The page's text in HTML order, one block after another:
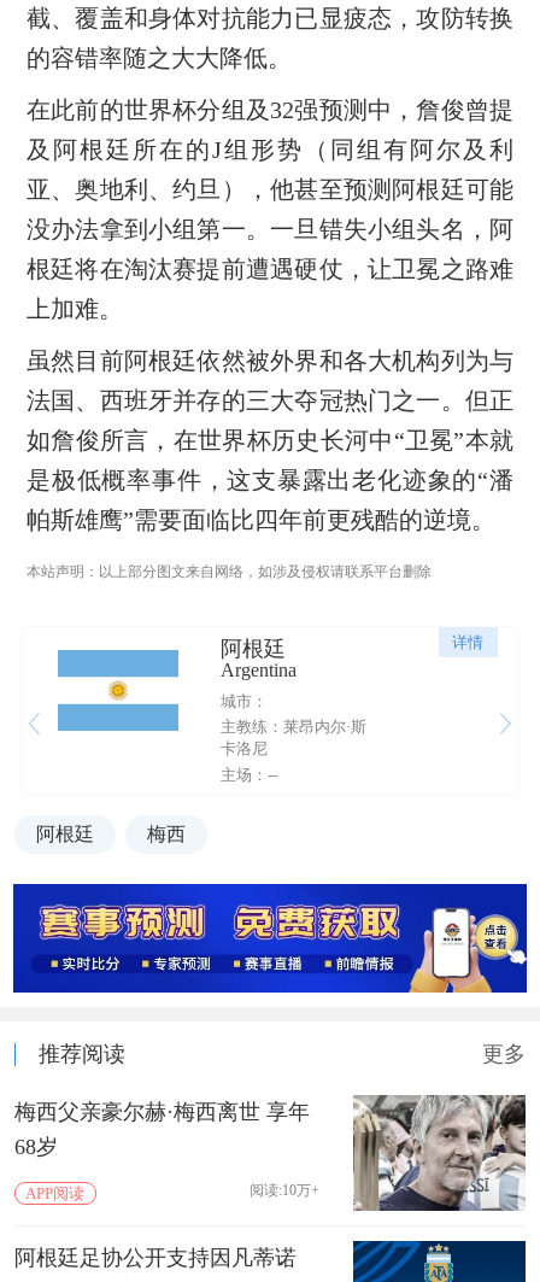
截、覆盖和身体对抗能力已显疲态，攻防转换
的容错率随之大大降低。
在此前的世界杯分组及32强预测中，詹俊曾提
及阿根廷所在的J组形势（同组有阿尔及利
亚、奥地利、约旦），他甚至预测阿根廷可能
没办法拿到小组第一。一旦错失小组头名，阿
根廷将在淘汰赛提前遭遇硬仗，让卫冕之路难
上加难。
虽然目前阿根廷依然被外界和各大机构列为与
法国、西班牙并存的三大夺冠热门之一。但正
如詹俊所言，在世界杯历史长河中“卫冕”本就
是极低概率事件，这支暴露出老化迹象的“潘
帕斯雄鹰”需要面临比四年前更残酷的逆境。
本站声明：以上部分图文来自网络，如涉及侵权请联系平台删除
详情
阿根廷
Argentina
城市：
主教练：莱昂内尔·斯
卡洛尼
主场：--
阿根廷 梅西
推荐阅读 更多
梅西父亲豪尔赫·梅西离世 享年
68岁
APP阅读 阅读:10万+
阿根廷足协公开支持因凡蒂诺